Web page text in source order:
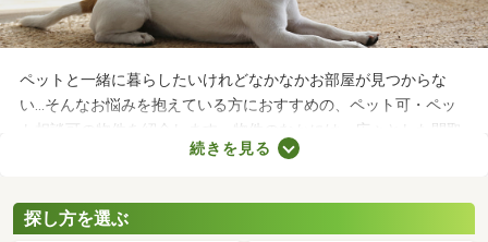
ペットと一緒に暮らしたいけれどなかなかお部屋が見つからな
い…そんなお悩みを抱えている方におすすめの、ペット可・ペッ
ト相談可の物件を紹介します。物件のなかには、広々とした間取
りや新しい設備を備えているお部屋もあります。人とペットが安
できるお部屋を探してみてくださいね。
続きを見る
探し方を選ぶ